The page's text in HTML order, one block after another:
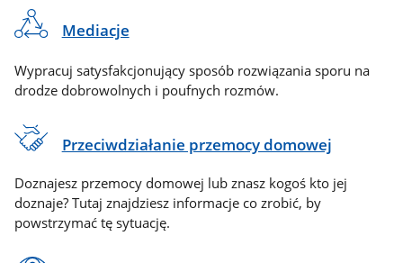
Mediacje
Wypracuj satysfakcjonujący sposób rozwiązania sporu na
drodze dobrowolnych i poufnych rozmów.
Przeciwdziałanie przemocy domowej
Doznajesz przemocy domowej lub znasz kogoś kto jej
doznaje? Tutaj znajdziesz informacje co zrobić, by
powstrzymać tę sytuację.